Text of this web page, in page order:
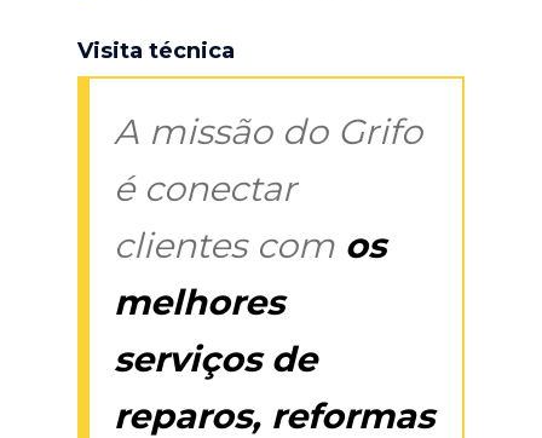
Visita técnica
A missão do Grifo
é conectar
clientes com os
melhores
serviços de
reparos, reformas